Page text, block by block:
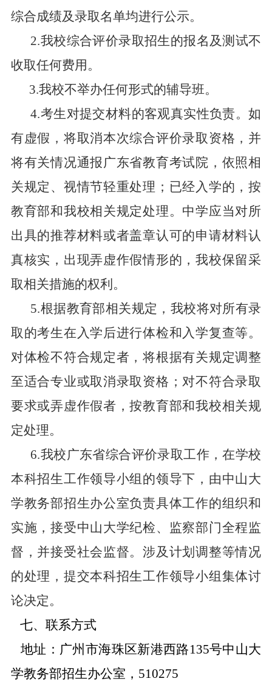
综合成绩及录取名单均进行公示。
2.我校综合评价录取招生的报名及测试不
收取任何费用。
3.我校不举办任何形式的辅导班。
4.考生对提交材料的客观真实性负责。如
有虚假，将取消本次综合评价录取资格，并
将有关情况通报广东省教育考试院，依照相
关规定、视情节轻重处理；已经入学的，按
教育部和我校相关规定处理。中学应当对所
出具的推荐材料或者盖章认可的申请材料认
真核实，出现弄虚作假情形的，我校保留采
取相关措施的权利。
5.根据教育部相关规定，我校将对所有录
取的考生在入学后进行体检和入学复查等。
对体检不符合规定者，将根据有关规定调整
至适合专业或取消录取资格；对不符合录取
要求或弄虚作假者，按教育部和我校相关规
定处理。
6.我校广东省综合评价录取工作，在学校
本科招生工作领导小组的领导下，由中山大
学教务部招生办公室负责具体工作的组织和
实施，接受中山大学纪检、监察部门全程监
督，并接受社会监督。涉及计划调整等情况
的处理，提交本科招生工作领导小组集体讨
论决定。
七、联系方式
地址：广州市海珠区新港西路135号中山大
学教务部招生办公室， 510275